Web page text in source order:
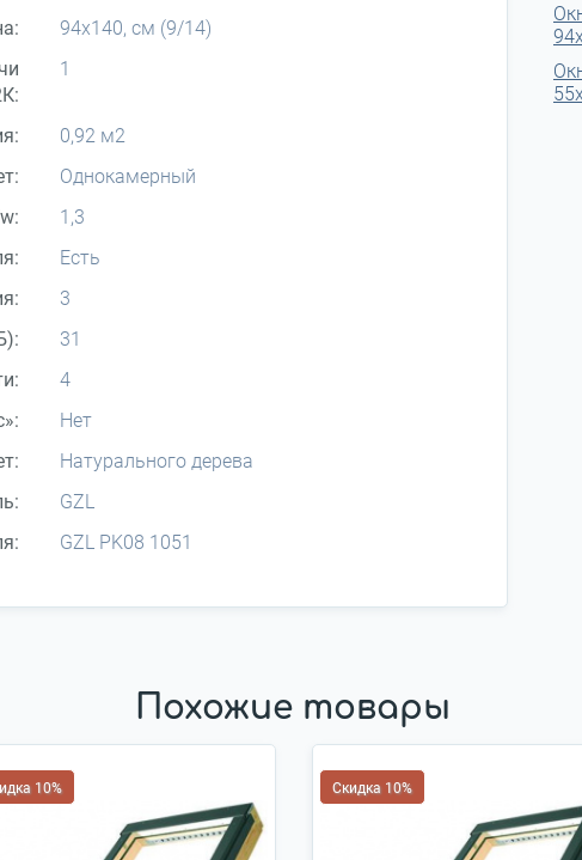
94x140, см (9/14)
1
0,92 м2
Однокамерный
1,3
Есть
3
31
4
Нет
Натурального дерева
GZL
GZL PK08 1051
Похожие товары
10% Скидка 10%